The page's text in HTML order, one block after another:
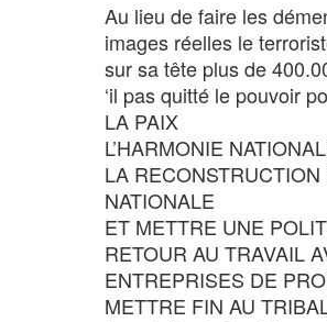
Au lieu de faire les
images réelles le
sur sa tête plus de
‘il pas quitté le pouvoir
LA PAIX
L’HARMONIE
LA
NATIONALE
ET METTRE UNE
RETOUR AU TRAVAIL
ENTREPRISES DE
METTRE FIN AU